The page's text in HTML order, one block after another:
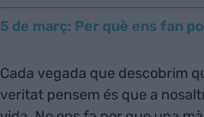
5 de març: Per què ens fan
Cada vegada que descobrim
veritat pensem és que a